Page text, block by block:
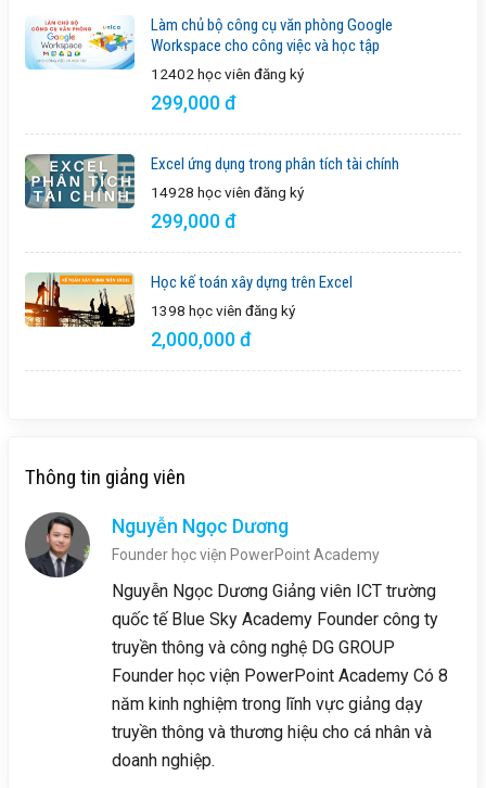
Làm chủ bộ công cụ văn phòng Google
Workspace cho công việc và học tập
12402 học viên đăng ký
299,000 đ
Excel ứng dụng trong phân tích tài chính
14928 học viên đăng ký
299,000 đ
Học kế toán xây dựng trên Excel
1398 học viên đăng ký
2,000,000 đ
Thông tin giảng viên
Nguyễn Ngọc Dương
Founder học viện PowerPoint Academy
Nguyễn Ngọc Dương Giảng viên ICT trường
quốc tế Blue Sky Academy Founder công ty
truyền thông và công nghệ DG GROUP
Founder học viện PowerPoint Academy Có 8
năm kinh nghiệm trong lĩnh vực giảng dạy
truyền thông và thương hiệu cho cá nhân và
doanh nghiệp.